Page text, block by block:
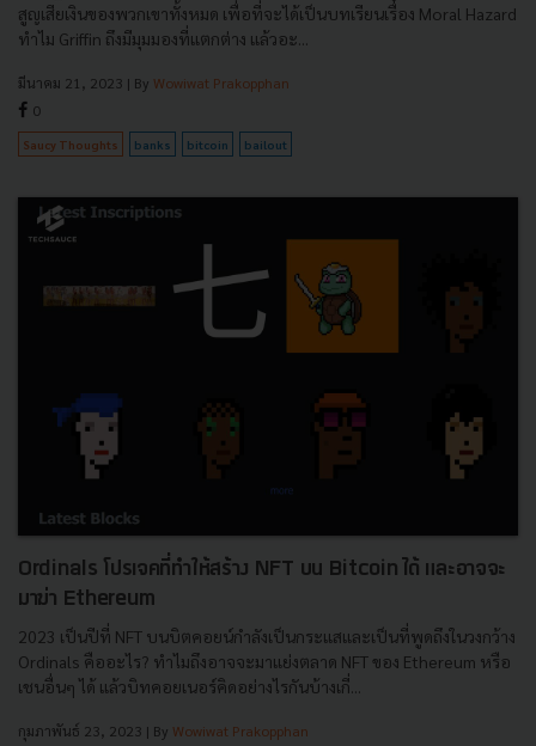
สูญเสียเงินของพวกเขาทั้งหมด เพื่อที่จะได้เป็นบทเรียนเรื่อง Moral Hazard
ทำไม Griffin ถึงมีมุมมองที่แตกต่าง แล้วอะ...
มีนาคม 21, 2023 | By Wowiwat Prakopphan
0
Saucy Thoughts banks bitcoin bailout
Ordinals โปรเจคที่ทำให้สร้าง NFT บน Bitcoin ได้ และอาจจะ
มาฆ่า Ethereum
2023 เป็นปีที่ NFT บนบิตคอยน์กำลังเป็นกระแสและเป็นที่พูดถึงในวงกว้าง
Ordinals คืออะไร? ทำไมถึงอาจจะมาแย่งตลาด NFT ของ Ethereum หรือ
เชนอื่นๆ ได้ แล้วบิทคอยเนอร์คิดอย่างไรกันบ้างเกี่...
กุมภาพันธ์ 23, 2023 | By Wowiwat Prakopphan